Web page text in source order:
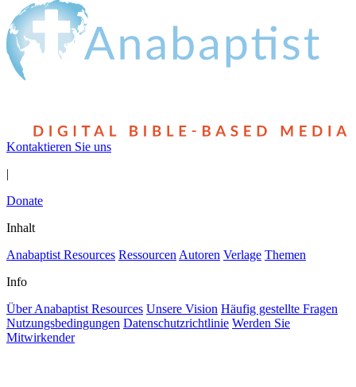
Kontaktieren Sie uns
|
Donate
Inhalt
Anabaptist Resources Ressourcen Autoren Verlage Themen
Info
Über Anabaptist Resources Unsere Vision Häufig gestellte Fragen
Nutzungsbedingungen Datenschutzrichtlinie Werden Sie
Mitwirkender